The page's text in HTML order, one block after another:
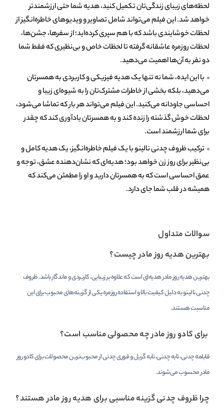
لحظه‌های زیبای زندگی‌تان تکمیل کنید، هدیه شما حتی ارزشمندتر
خواهد شد. این فیلم می‌تواند شامل تصاویر و ویدیوهای خاطره‌انگیز از
لحظات خوشایندی باشد که با هم سپری کرده‌اید؛ از سفرها، جشن‌ها،
لحظات روزمره عاشقانه گرفته تا لحظات خاص و بی‌نظیری که فقط شما
دو نفر به آن‌ها اهمیت می‌دهید.
با این ایده، شما نه تنها یک هدیه فیزیکی و کاربردی به همسرتان
می‌دهید، بلکه بخشی از خاطرات مشترک‌تان را به شیوه‌ای زیبا و
احساسی جاودانه می‌کنید. این فیلم می‌تواند هر بار که تماشا می‌شود،
لحظات خوش گذشته را زنده کند و به همسرتان یادآوری کند که چقدر
برای شما ارزشمند است.
ترکیب ظروف چدنی نالینو با یک فیلم خاطره‌انگیز، یک هدیه کامل و
بی‌نظیر برای روز زن خواهد بود؛ هدیه‌ای که نشان‌دهنده عشق، توجه و
عمق احساسی است که به همسرتان دارید و او را مطمئن می‌کند که
همیشه در قلب شما جای دارد.
سوالات متداول
بهترین هدیه روز مادر چیست؟
بهترین هدیه روز مادر هدیه‌ای است که علاوه بر زیبایی، کاربردی و ماندگار باشد. ظروف
چدنی نالینو به دلیل کیفیت بالا و استفاده روزمره یکی از گزینه‌های محبوب برای این
مناسبت هستند.
برای کادو روز مادر چه محصولی مناسب است؟
قابلمه چدنی، تابه چدنی، تابه گریل و قوری چدنی از محبوب‌ترین محصولات برای کادو روز
مادر محسوب می‌شوند.
چرا ظروف چدنی گزینه مناسبی برای هدیه روز مادر هستند؟